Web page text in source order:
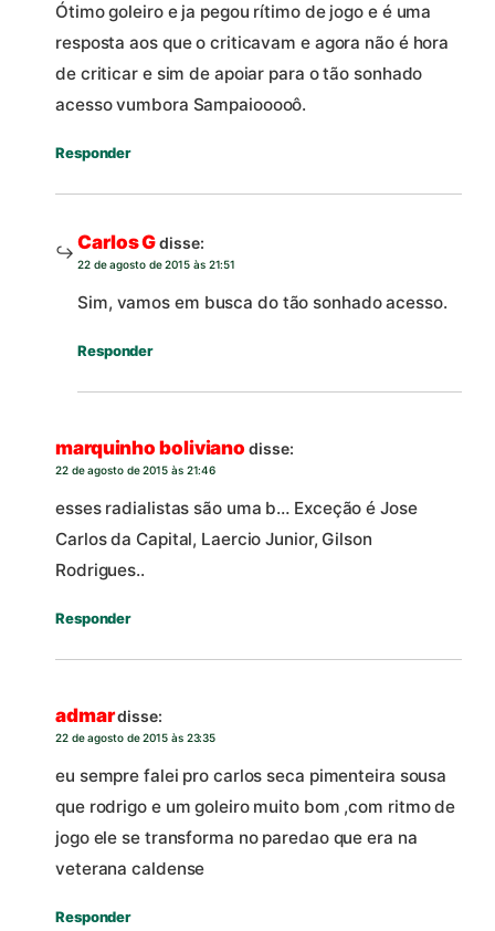
Ótimo goleiro e ja pegou rítimo de jogo e é uma
resposta aos que o criticavam e agora não é hora
de criticar e sim de apoiar para o tão sonhado
acesso vumbora Sampaiooooô.
Responder
Carlos Gdisse:
22 de agosto de 2015 às 21:51
Sim, vamos em busca do tão sonhado acesso.
Responder
marquinho boliviano disse:
22 de agosto de 2015 às 21:46
esses radialistas são uma b… Exceção é Jose
Carlos da Capital, Laercio Junior, Gilson
Rodrigues..
Responder
admardisse:
22 de agosto de 2015 às 23:35
eu sempre falei pro carlos seca pimenteira sousa
que rodrigo e um goleiro muito bom ,com ritmo de
jogo ele se transforma no paredao que era na
veterana caldense
Responder